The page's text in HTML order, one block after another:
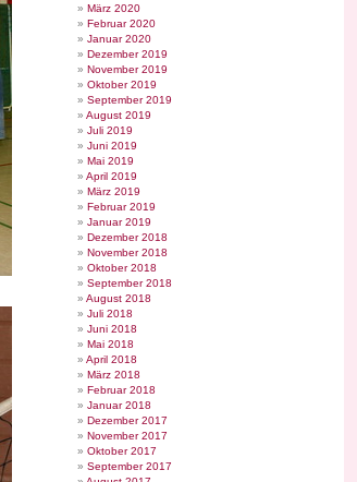
März 2020
Februar 2020
Januar 2020
Dezember 2019
November 2019
Oktober 2019
September 2019
August 2019
Juli 2019
Juni 2019
Mai 2019
April 2019
März 2019
Februar 2019
Januar 2019
Dezember 2018
November 2018
Oktober 2018
September 2018
August 2018
Juli 2018
Juni 2018
Mai 2018
April 2018
März 2018
Februar 2018
Januar 2018
Dezember 2017
November 2017
Oktober 2017
September 2017